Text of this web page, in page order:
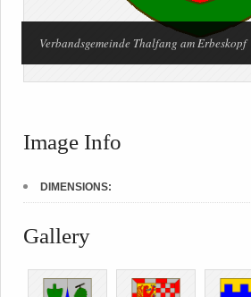
Verbandsgemeinde Thalfang am Erbeskopf
Image Info
DIMENSIONS:
Gallery